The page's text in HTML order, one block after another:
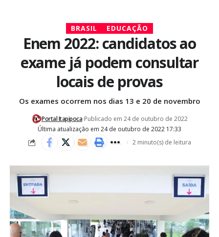
BRASIL EDUCAÇÃO
Enem 2022: candidatos ao
exame já podem consultar
locais de provas
Os exames ocorrem nos dias 13 e 20 de novembro
Última atualização em 24 de outubro de 2022 17:33
Portal Itapipoca Publicado em 24 de outubro de 2022
2 minuto(s) de leitura